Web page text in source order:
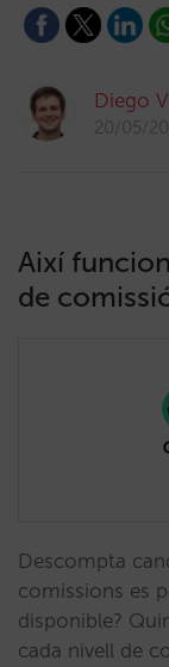
Diego
20/05/
Així
de
Descompta
comissions es
disponible?
cada nivell de